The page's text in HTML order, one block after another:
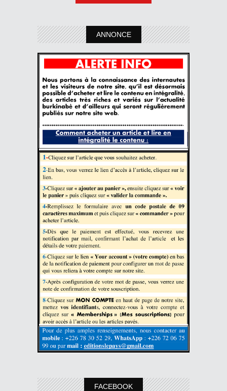
ANNONCE
FACEBOOK